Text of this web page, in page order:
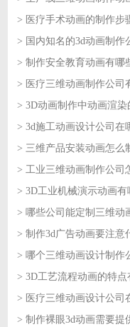
> 医疗手术动画的制作步
> 国内知名的3d动画制作
> 制作安全教育动画有哪
> 医疗三维动画制作公司
> 3D动画制作中动画渲染
> 3d施工动画设计公司在
> 三维产品安装动画怎么
> 工业三维动画制作公司
> 3D工业机械演示动画
> 哪些公司能定制三维动
> 制作3d广告动画要注意
> 哪个三维动画设计制作
> 3D工艺流程动画的特
> 医疗三维动画设计公司
> 制作裸眼3d动画需要提